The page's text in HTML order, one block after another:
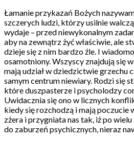
Łamanie przykazań Bożych
szczerych ludzi, którzy usilnie
wydaje – przed niewykonalnym
aby na zewnątrz żyć właściwie, ale
dzieje się z nim bardzo źle. I
osamotniony. Wszyscy znajdują się
mają udział w dziedzictwie grzechu
samym centrum niewiary. Rodzi się
które duszpasterze i psycholodzy
Uwidacznia się ono w licznych
kiedy się rozchodzą i mają poczucie
zżera i przygniata nas tak, iż po
do zaburzeń psychicznych, nieraz